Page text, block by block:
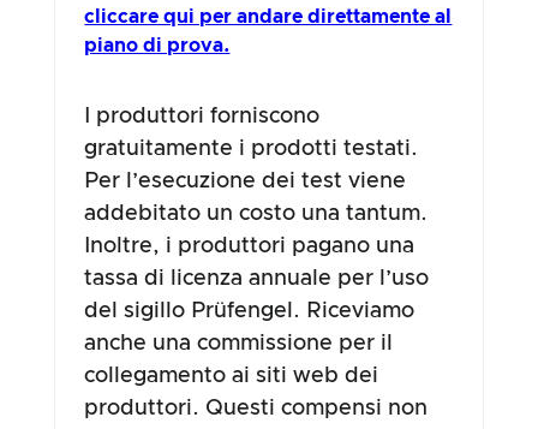
cliccare qui per andare direttamente al
piano di prova.
I produttori forniscono
gratuitamente i prodotti testati.
Per l’esecuzione dei test viene
addebitato un costo una tantum.
Inoltre, i produttori pagano una
tassa di licenza annuale per l’uso
del sigillo Prüfengel. Riceviamo
anche una commissione per il
collegamento ai siti web dei
produttori. Questi compensi non